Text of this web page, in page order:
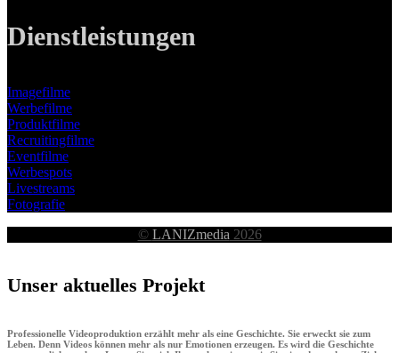
Dienstleistungen
Imagefilme
Werbefilme
Produktfilme
Recruitingfilme
Eventfilme
Werbespots
Livestreams
Fotografie
© LANIZmedia 2026
Unser aktuelles Projekt
Professionelle Videoproduktion erzählt mehr als eine Geschichte. Sie erweckt sie zum
Leben. Denn Videos können mehr als nur Emotionen erzeugen. Es wird die Geschichte